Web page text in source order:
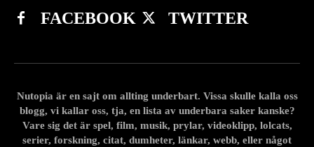
FACEBOOK TWITTER
Nutopia är en sajt om allting underbart. Vissa skulle kalla oss
blogg, vi kallar oss, tja, en lista av underbara saker kanske?
Vare sig det är spel, film, musik, prylar, videoklipp, lolcats,
serier, forskning, citat, dumheter, länkar, webb, eller något